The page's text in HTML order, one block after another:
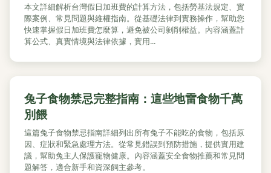
本文詳細解析台灣假日加班費的計算方法，包括勞基法規定、實
際案例、常見問題與維權指南。從基礎法律到實務操作，幫助您
快速掌握假日加班費怎麼算，避免被公司剝削權益。內容涵蓋計
算公式、真實情境與法律依據，實用...
兔子食物禁忌完整指南：這些地雷食物千萬
別餵
這篇兔子食物禁忌指南詳細列出所有兔子不能吃的食物，包括原
因、症狀和緊急處理方法。從常見錯誤到預防措施，提供實用建
議，幫助兔主人保護寵物健康。內容涵蓋安全食物推薦和常見問
題解答，適合新手和資深飼主參考。